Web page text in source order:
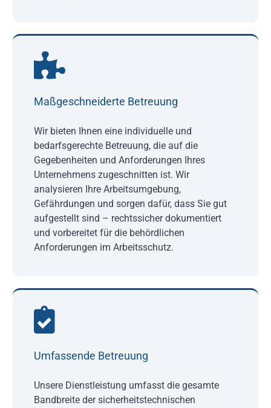
Maßgeschneiderte Betreuung
Wir bieten Ihnen eine individuelle und
bedarfsgerechte Betreuung, die auf die
Gegebenheiten und Anforderungen Ihres
Unternehmens zugeschnitten ist. Wir
analysieren Ihre Arbeitsumgebung,
Gefährdungen und sorgen dafür, dass Sie gut
aufgestellt sind – rechtssicher dokumentiert
und vorbereitet für die behördlichen
Anforderungen im Arbeitsschutz.
Umfassende Betreuung
Unsere Dienstleistung umfasst die gesamte
Bandbreite der sicherheitstechnischen